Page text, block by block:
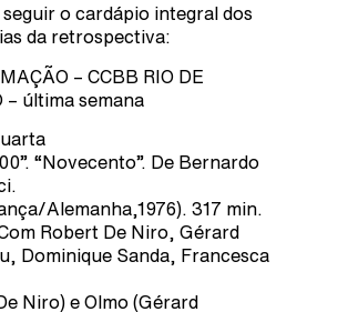
o cardápio integral dos
da retrospectiva:
– CCBB RIO DE
– última semana
“Novecento”. De Bernardo
Alemanha,1976). 317 min.
Robert De Niro, Gérard
Dominique Sanda, Francesca
Niro) e Olmo (Gérard